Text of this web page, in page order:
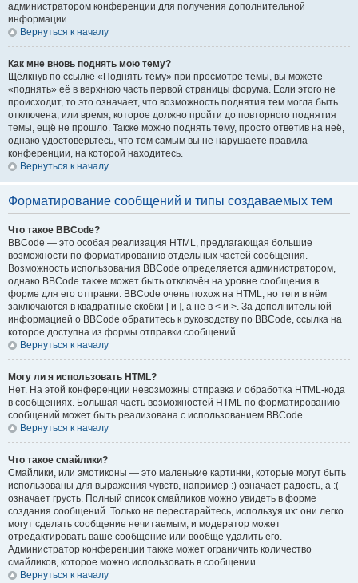
администратором конференции для получения дополнительной
информации.
Вернуться к началу
Как мне вновь поднять мою тему?
Щёлкнув по ссылке «Поднять тему» при просмотре темы, вы можете
«поднять» её в верхнюю часть первой страницы форума. Если этого не
происходит, то это означает, что возможность поднятия тем могла быть
отключена, или время, которое должно пройти до повторного поднятия
темы, ещё не прошло. Также можно поднять тему, просто ответив на неё,
однако удостоверьтесь, что тем самым вы не нарушаете правила
конференции, на которой находитесь.
Вернуться к началу
Форматирование сообщений и типы создаваемых тем
Что такое BBCode?
BBCode — это особая реализация HTML, предлагающая большие
возможности по форматированию отдельных частей сообщения.
Возможность использования BBCode определяется администратором,
однако BBCode также может быть отключён на уровне сообщения в
форме для его отправки. BBCode очень похож на HTML, но теги в нём
заключаются в квадратные скобки [ и ], а не в < и >. За дополнительной
информацией о BBCode обратитесь к руководству по BBCode, ссылка на
которое доступна из формы отправки сообщений.
Вернуться к началу
Могу ли я использовать HTML?
Нет. На этой конференции невозможны отправка и обработка HTML-кода
в сообщениях. Большая часть возможностей HTML по форматированию
сообщений может быть реализована с использованием BBCode.
Вернуться к началу
Что такое смайлики?
Смайлики, или эмотиконы — это маленькие картинки, которые могут быть
использованы для выражения чувств, например :) означает радость, а :(
означает грусть. Полный список смайликов можно увидеть в форме
создания сообщений. Только не перестарайтесь, используя их: они легко
могут сделать сообщение нечитаемым, и модератор может
отредактировать ваше сообщение или вообще удалить его.
Администратор конференции также может ограничить количество
смайликов, которое можно использовать в сообщении.
Вернуться к началу